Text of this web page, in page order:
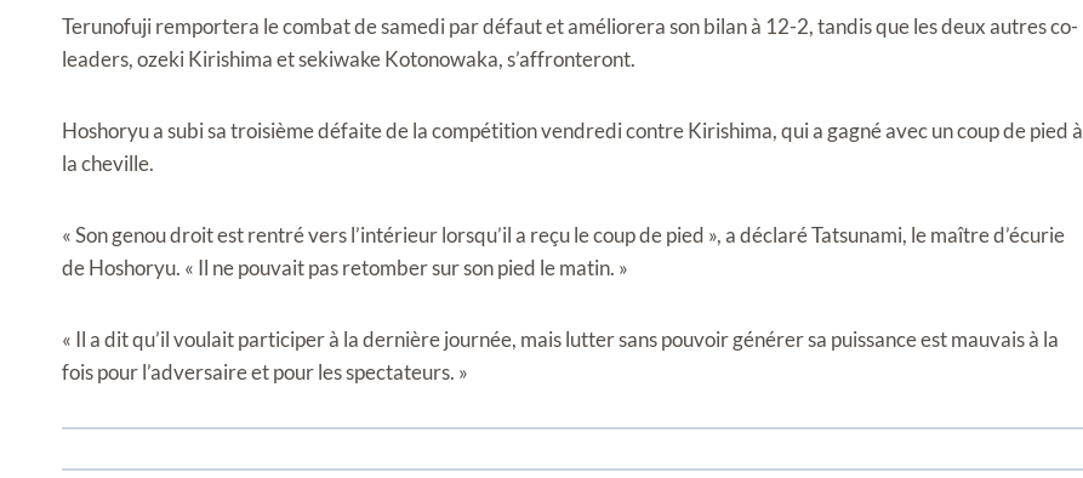
Terunofuji remportera le combat de samedi par défaut et améliorera son bilan à 12-2, tandis que les deux autres co-
leaders, ozeki Kirishima et sekiwake Kotonowaka, s’affronteront.
Hoshoryu a subi sa troisième défaite de la compétition vendredi contre Kirishima, qui a gagné avec un coup de pied à
la cheville.
« Son genou droit est rentré vers l’intérieur lorsqu’il a reçu le coup de pied », a déclaré Tatsunami, le maître d’écurie
de Hoshoryu. « Il ne pouvait pas retomber sur son pied le matin. »
« Il a dit qu’il voulait participer à la dernière journée, mais lutter sans pouvoir générer sa puissance est mauvais à la
fois pour l’adversaire et pour les spectateurs. »